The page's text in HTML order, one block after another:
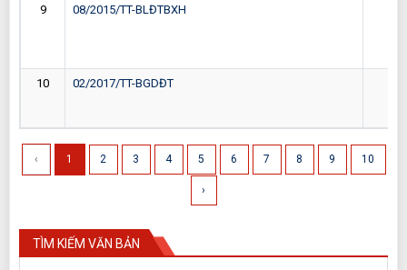
9 08/2015/TT-BLĐTBXH
10 02/2017/TT-BGDĐT
‹ 1 2 3 4 5 6 7 8 9 10
›
TÌM KIẾM VĂN BẢN